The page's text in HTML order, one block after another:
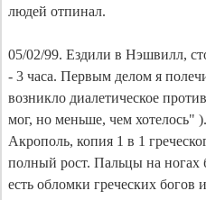
людей отпинал.
05/02/99. Ездили в Нэшвилл,
- 3 часа. Первым делом я
возникло диалетическое
мог, но меньше, чем хотелось"
Акрополь, копия 1 в 1
полный рост. Пальцы на ногах
есть обломки греческих богов